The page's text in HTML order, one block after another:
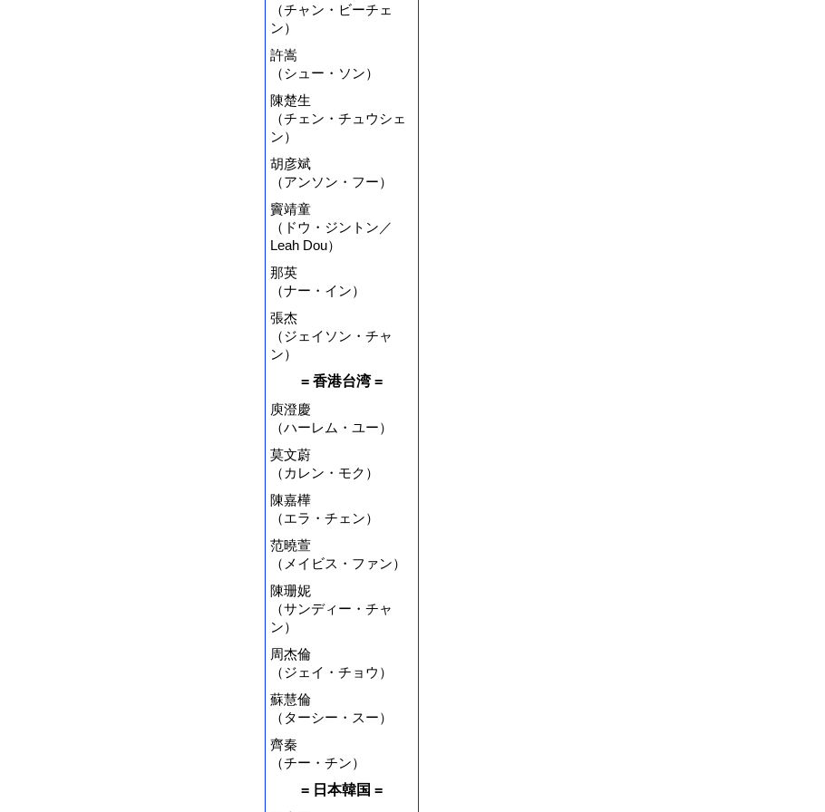
（チャン・ビーチェ
ン）
許嵩
（シュー・ソン）
陳楚生
（チェン・チュウシェ
ン）
胡彦斌
（アンソン・フー）
竇靖童
（ドウ・ジントン／
Leah Dou）
那英
（ナー・イン）
張杰
（ジェイソン・チャ
ン）
= 香港台湾 =
庾澄慶
（ハーレム・ユー）
莫文蔚
（カレン・モク）
陳嘉樺
（エラ・チェン）
范曉萱
（メイビス・ファン）
陳珊妮
（サンディー・チャ
ン）
周杰倫
（ジェイ・チョウ）
蘇慧倫
（ターシー・スー）
齊秦
（チー・チン）
= 日本韓国 =